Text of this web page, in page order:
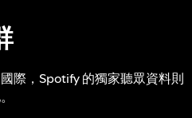
際，Spotify 的獨家聽眾資料則